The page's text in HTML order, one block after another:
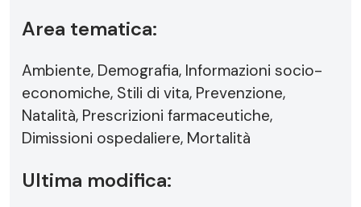
Area tematica:
Ambiente, Demografia, Informazioni socio-
economiche, Stili di vita, Prevenzione,
Natalità, Prescrizioni farmaceutiche,
Dimissioni ospedaliere, Mortalità
Ultima modifica: